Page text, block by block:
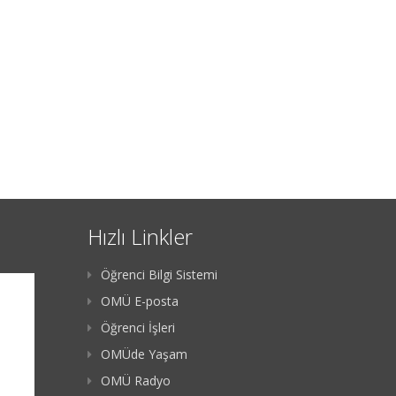
Hızlı Linkler
Öğrenci Bilgi Sistemi
OMÜ E-posta
Öğrenci İşleri
OMÜde Yaşam
OMÜ Radyo